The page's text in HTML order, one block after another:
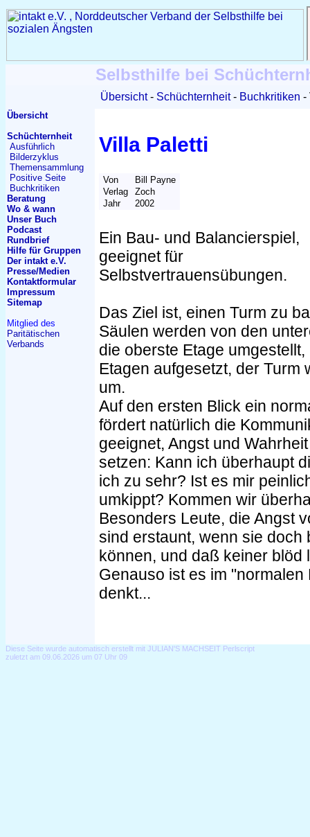
Selbsthilfe bei
Übersicht Schüchternheit Buchkritiken
Übersicht
Schüchternheit
Ausführlich
Bilderzyklus
Themensammlung
Positive Seite
Buchkritiken
Beratung
Wo & wann
Unser Buch
Podcast
Rundbrief
Hilfe für Gruppen
Der intakt e.V.
Presse/Medien
Kontaktformular
Impressum
Sitemap
Mitglied des
Paritätischen
Verbands
Villa Paletti
Von
Bill Payne
Verlag
Zoch
Jahr
2002
Ein Bau- und Balancierspiel,
geeignet für
Selbstvertrauensübungen.
Das Ziel ist, einen Turm zu
Säulen werden von den
die oberste Etage umgestellt,
Etagen aufgesetzt, der Turm
um.
Auf den ersten Blick ein
fördert natürlich die
geeignet, Angst und
setzen: Kann ich überhaupt
ich zu sehr? Ist es mir
umkippt? Kommen wir
Besonders Leute, die Angst
sind erstaunt, wenn sie
können, und daß keiner blöd
Genauso ist es im
denkt...
Diese Seite wurde automatisch erstellt mit JULIAN'S MACHSEIT Perlscript
zuletzt am 09.06.2026 um 07 Uhr 09